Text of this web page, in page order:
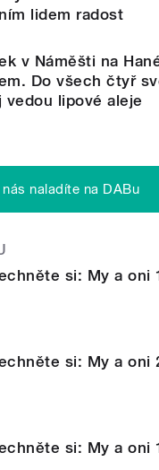
lidem radost
v Náměšti na
Do všech čtyř
vedou lipové aleje
naladíte na DABu
si: My a oni
si: My a oni
si: My a oni